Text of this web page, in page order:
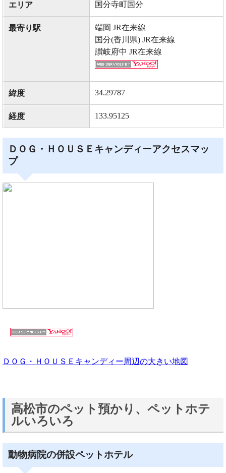
エリア 国分寺町国分
最寄り駅
端岡 JR在来線
国分(香川県) JR在来線
讃岐府中 JR在来線
緯度 34.29787
経度 133.95125
ＤＯＧ・ＨＯＵＳＥキャンディーアクセスマッ
プ
ＤＯＧ・ＨＯＵＳＥキャンディー周辺の大きい地図
高松市のペット預かり、ペットホテ
ルいろいろ
動物病院の併設ペットホテル